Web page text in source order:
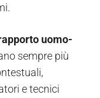
uomo-
sempre più
e tecnici